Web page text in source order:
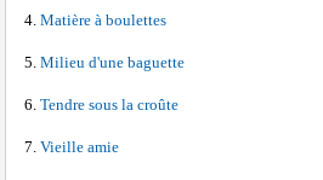
Matière à boulettes
Milieu d'une baguette
Tendre sous la croûte
Vieille amie